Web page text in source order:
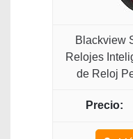
Blackview
Relojes
de Reloj